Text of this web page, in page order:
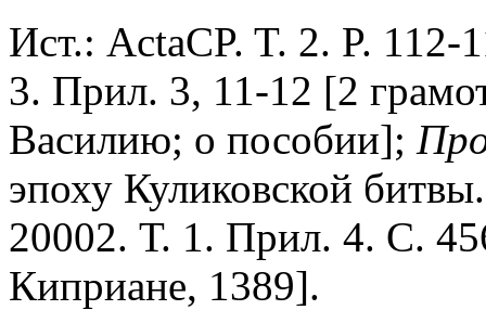
Ист.: ActaCP. T. 2. P.
3. Прил. 3, 11-12 [2
Василию; о пособии];
эпоху Куликовской
20002. Т. 1. Прил. 4. С.
Киприане, 1389].